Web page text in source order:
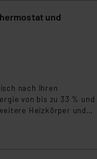
US-Behörden
für
der
und
nach Ihren
von bis zu 33 % und
Heizkörper und